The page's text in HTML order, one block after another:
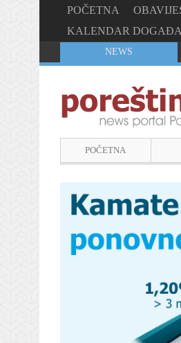
POČETNA
KALENDAR
NEWS
POČETNA